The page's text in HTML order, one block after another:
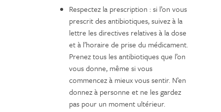
Respectez la prescription : si l’on vous
prescrit des antibiotiques, suivez à la
lettre les directives relatives à la dose
et à l’horaire de prise du médicament.
Prenez tous les antibiotiques que l’on
vous donne, même si vous
commencez à mieux vous sentir. N’en
donnez à personne et ne les gardez
pas pour un moment ultérieur.